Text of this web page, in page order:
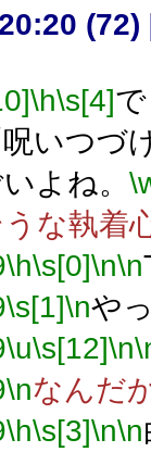
(72)
\h\s[4]
いつづ
よね。
な執着
\h\s[0]\n\n
\s[1]\nや
\u\s[12]\n
\nなんだ
\h\s[3]\n\n